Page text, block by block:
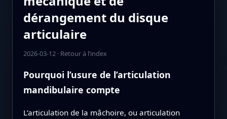
dérangement du disque
articulaire
2026-03-12· Retour à l’index
Pourquoi l’usure de l’articulation
mandibulaire compte
L’articulation de la mâchoire, ou articulation